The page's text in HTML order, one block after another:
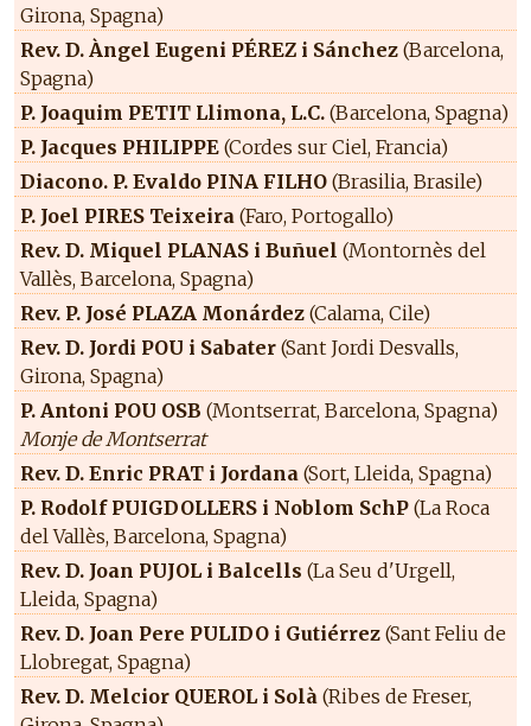
Girona, Spagna)
Rev. D. Àngel Eugeni PÉREZ i Sánchez (Barcelona,
Spagna)
P. Joaquim PETIT Llimona, L.C. (Barcelona, Spagna)
P. Jacques PHILIPPE (Cordes sur Ciel, Francia)
Diacono. P. Evaldo PINA FILHO (Brasilia, Brasile)
P. Joel PIRES Teixeira (Faro, Portogallo)
Rev. D. Miquel PLANAS i Buñuel (Montornès del
Vallès, Barcelona, Spagna)
Rev. P. José PLAZA Monárdez (Calama, Cile)
Rev. D. Jordi POU i Sabater (Sant Jordi Desvalls,
Girona, Spagna)
P. Antoni POU OSB (Montserrat, Barcelona, Spagna)
Monje de Montserrat
Rev. D. Enric PRAT i Jordana (Sort, Lleida, Spagna)
P. Rodolf PUIGDOLLERS i Noblom SchP (La Roca
del Vallès, Barcelona, Spagna)
Rev. D. Joan PUJOL i Balcells (La Seu d'Urgell,
Lleida, Spagna)
Rev. D. Joan Pere PULIDO i Gutiérrez (Sant Feliu de
Llobregat, Spagna)
Rev. D. Melcior QUEROL i Solà (Ribes de Freser,